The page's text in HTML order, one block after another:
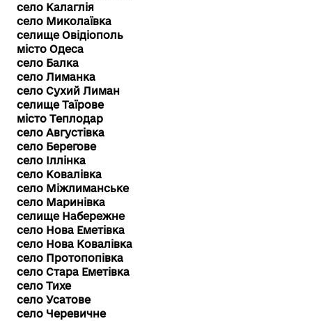
село Калаглія
село Миколаївка
селище Овідіополь
місто Одеса
село Балка
село Лиманка
село Сухий Лиман
селище Таїрове
місто Теплодар
село Августівка
село Берегове
село Іллінка
село Ковалівка
село Міжлиманське
село Маринівка
селище Набережне
село Нова Еметівка
село Нова Ковалівка
село Протопопівка
село Стара Еметівка
село Тихе
село Усатове
село Черевичне